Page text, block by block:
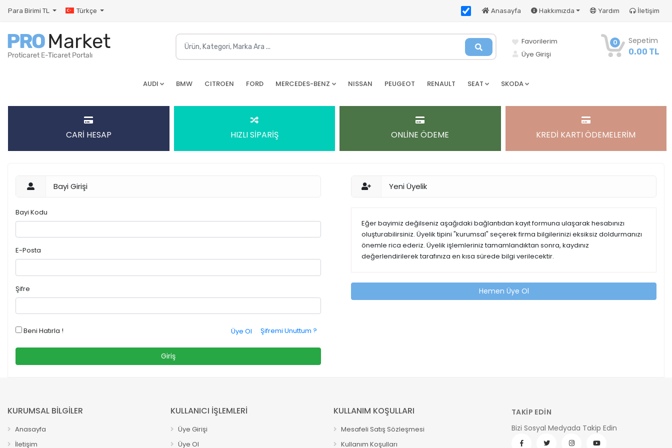
Para Birimi TL Türkçe Anasayfa Hakkımızda Yardım İletişim
0 Sepetim
0.00 TL
Favorilerim
Üye Girişi
AUDI BMW CITROEN FORD MERCEDES-BENZ NISSAN PEUGEOT RENAULT SEAT SKODA
CARİ HESAP HIZLI SİPARİŞ ONLİNE ÖDEME KREDİ KARTI ÖDEMELERİM
Bayi Girişi
Bayi Kodu
E-Posta
Şifre
Beni Hatırla ! Şifremi Unuttum ?
Üye Ol
Giriş
Yeni Üyelik
Eğer bayimiz değilseniz aşağıdaki bağlantıdan kayıt formuna ulaşarak hesabınızı
oluşturabilirsiniz. Üyelik tipini "kurumsal" seçerek firma bilgilerinizi eksiksiz doldurmanızı
önemle rica ederiz. Üyelik işlemleriniz tamamlandıktan sonra, kaydınız
değerlendirilerek tarafınıza en kısa sürede bilgi verilecektir.
Hemen Üye Ol
KURUMSAL BİLGİLER
Anasayfa
İletişim
KULLANICI İŞLEMLERİ
Üye Girişi
Üye Ol
KULLANIM KOŞULLARI
Mesafeli Satış Sözleşmesi
Kullanım Koşulları
TAKİP EDİN
Bizi Sosyal Medyada Takip Edin